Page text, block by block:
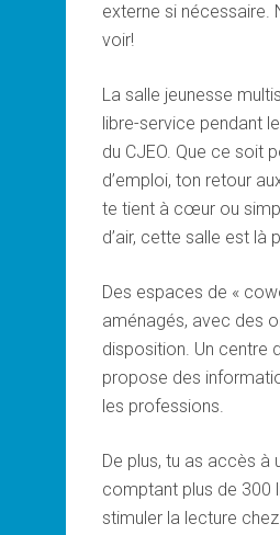
externe si nécessaire.
voir!
La salle jeunesse
libre-service pendant
du CJEO. Que ce soit
d’emploi, ton retour
te tient à cœur ou
d’air, cette salle est là
Des espaces de «
aménagés, avec des
disposition. Un centre
propose des
les professions.
De plus, tu as accès à
comptant plus de 300
stimuler la lecture